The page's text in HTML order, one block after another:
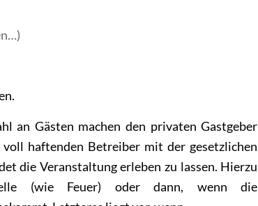
an Gästen machen den privaten Gastgeber
haftenden Betreiber mit der gesetzlichen
die Veranstaltung erleben zu lassen. Hierzu
(wie Feuer) oder dann, wenn die